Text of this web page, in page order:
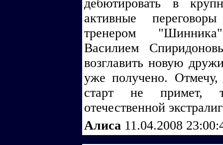
дебютировать в
активные
тренером
Василием
возглавить новую
уже получено.
старт не примет,
отечественной
Алиса 11.04.2008